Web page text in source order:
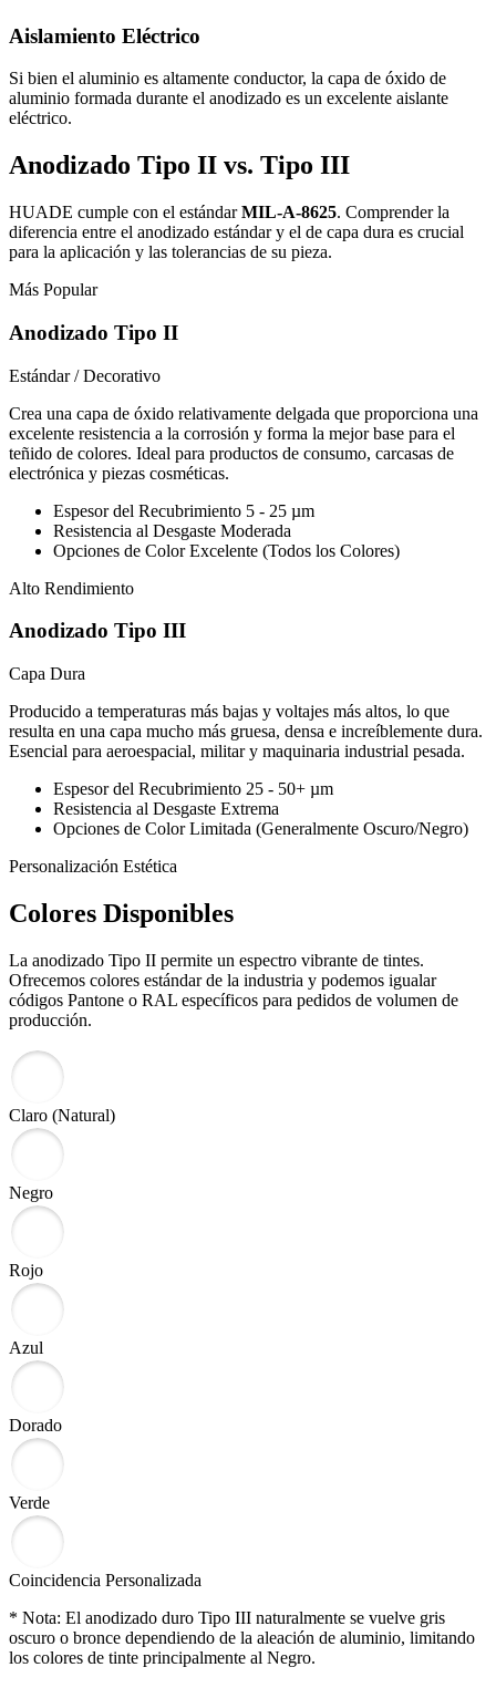
Aislamiento Eléctrico
Si bien el aluminio es altamente conductor, la capa de óxido de
aluminio formada durante el anodizado es un excelente aislante
eléctrico.
Anodizado Tipo II vs. Tipo III
HUADE cumple con el estándarMIL-A-8625. Comprender la
diferencia entre el anodizado estándar y el de capa dura es crucial
para la aplicación y las tolerancias de su pieza.
Más Popular
Anodizado Tipo II
Estándar / Decorativo
Crea una capa de óxido relativamente delgada que proporciona una
excelente resistencia a la corrosión y forma la mejor base para el
teñido de colores. Ideal para productos de consumo, carcasas de
electrónica y piezas cosméticas.
Espesor del Recubrimiento 5 - 25 µm
Resistencia al Desgaste Moderada
Opciones de Color Excelente (Todos los Colores)
Alto Rendimiento
Anodizado Tipo III
Capa Dura
Producido a temperaturas más bajas y voltajes más altos, lo que
resulta en una capa mucho más gruesa, densa e increíblemente dura.
Esencial para aeroespacial, militar y maquinaria industrial pesada.
Espesor del Recubrimiento 25 - 50+ µm
Resistencia al Desgaste Extrema
Opciones de Color Limitada (Generalmente Oscuro/Negro)
Personalización Estética
Colores Disponibles
La anodizado Tipo II permite un espectro vibrante de tintes.
Ofrecemos colores estándar de la industria y podemos igualar
códigos Pantone o RAL específicos para pedidos de volumen de
producción.
Claro (Natural)
Negro
Rojo
Azul
Dorado
Verde
Coincidencia Personalizada
* Nota: El anodizado duro Tipo III naturalmente se vuelve gris
oscuro o bronce dependiendo de la aleación de aluminio, limitando
los colores de tinte principalmente al Negro.